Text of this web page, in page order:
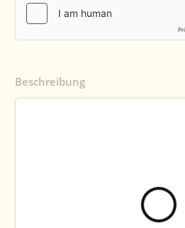
Beschreibung